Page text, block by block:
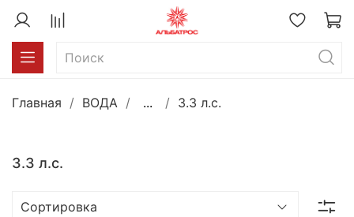
Главная ВОДА ... 3.3 л.с.
3.3 л.с.